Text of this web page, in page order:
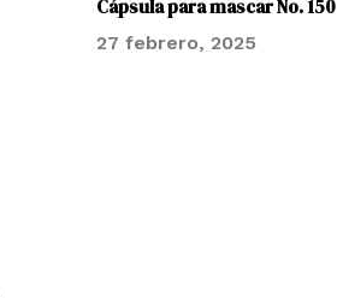
Cápsula para mascar No. 150
27 febrero, 2025